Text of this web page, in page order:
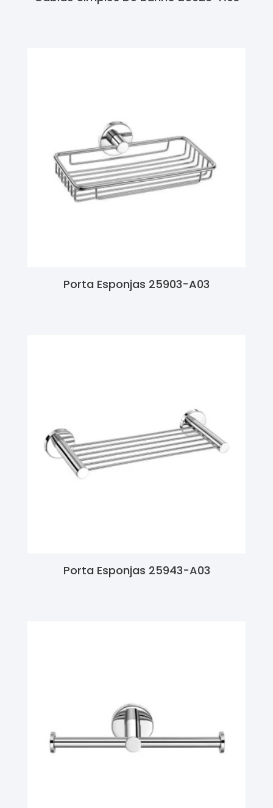
Porta Esponjas 25903-A03
Porta Esponjas 25943-A03